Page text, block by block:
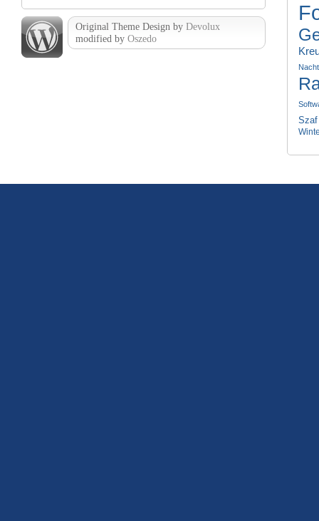
Original Theme Design by Devolux
modified by Oszedo
Szaf